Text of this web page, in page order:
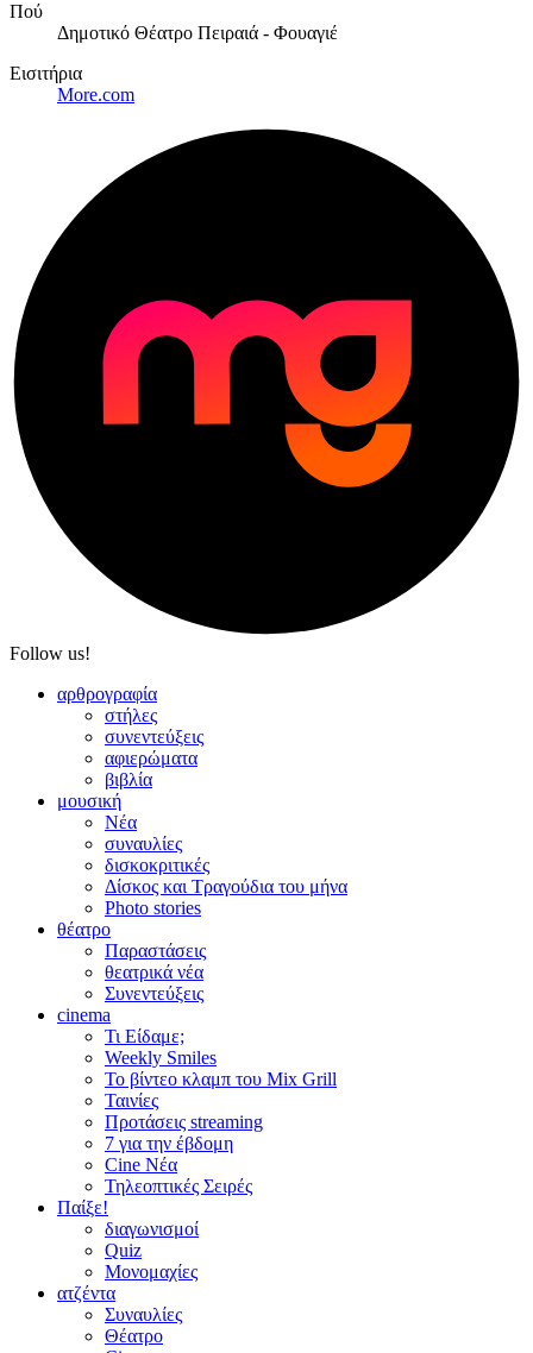
Πού
Δημοτικό Θέατρο Πειραιά - Φουαγιέ
Εισιτήρια
More.com
Follow us!
αρθρογραφία
στήλες
συνεντεύξεις
αφιερώματα
βιβλία
μουσική
Νέα
συναυλίες
δισκοκριτικές
Δίσκος και Τραγούδια του μήνα
Photo stories
θέατρο
Παραστάσεις
θεατρικά νέα
Συνεντεύξεις
cinema
Τι Είδαμε;
Weekly Smiles
Το βίντεο κλαμπ του Mix Grill
Ταινίες
Προτάσεις streaming
7 για την έβδομη
Cine Νέα
Τηλεοπτικές Σειρές
Παίξε!
διαγωνισμοί
Quiz
Μονομαχίες
ατζέντα
Συναυλίες
Θέατρο